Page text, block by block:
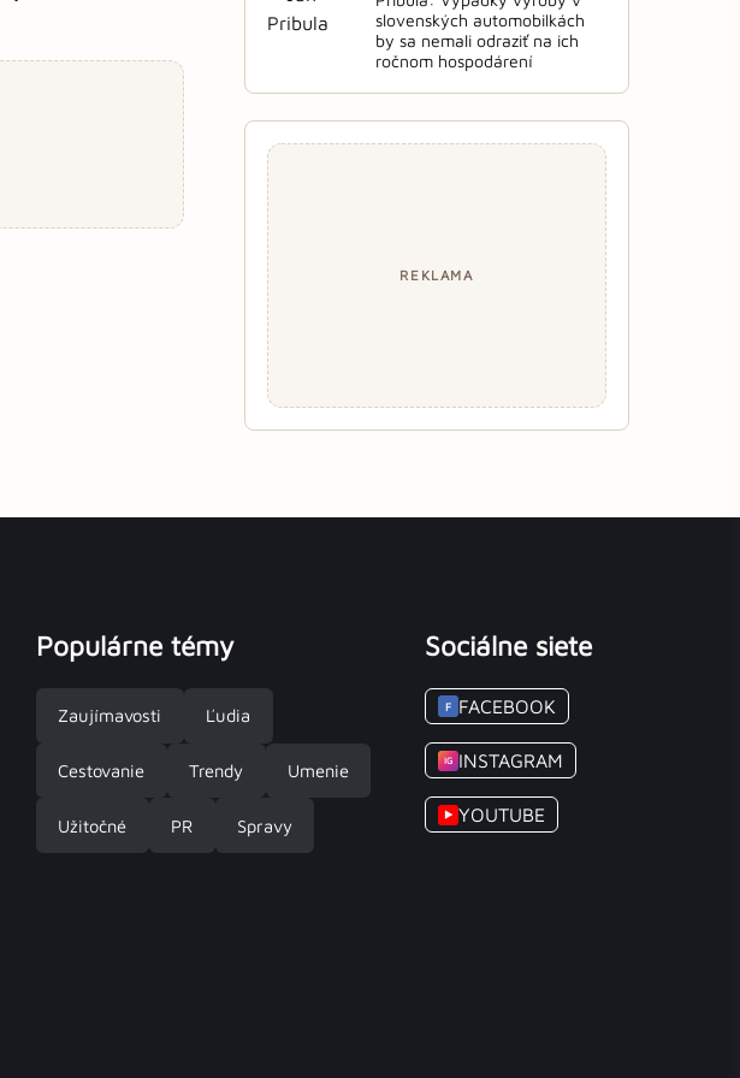
slovenských automobilkách
by sa nemali odraziť na ich
ročnom hospodárení
REKLAMA
Populárne témy
Zaujímavosti Ľudia
Cestovanie Trendy Umenie
Užitočné PR Spravy
Sociálne siete
F FACEBOOK
IG INSTAGRAM
▶ YOUTUBE